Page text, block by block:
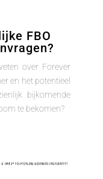
FBO
over Forever
en het potentieel
bijkomende
te bekomen?